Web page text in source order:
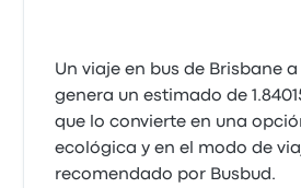
Un viaje en bus de Brisbane
genera un estimado de
que lo convierte en una
ecológica y en el modo de
recomendado por Busbud.